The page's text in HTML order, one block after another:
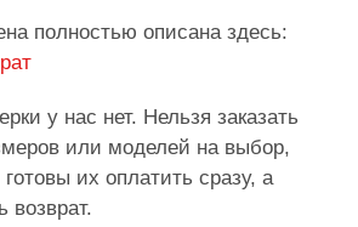
полностью описана здесь:
у нас нет. Нельзя заказать
или моделей на выбор,
их оплатить сразу, а
возврат.